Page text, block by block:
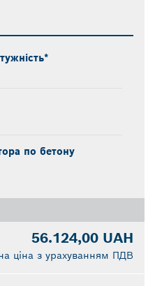
по бетону
56.124,00 UAH
ціна з урахуванням ПДВ